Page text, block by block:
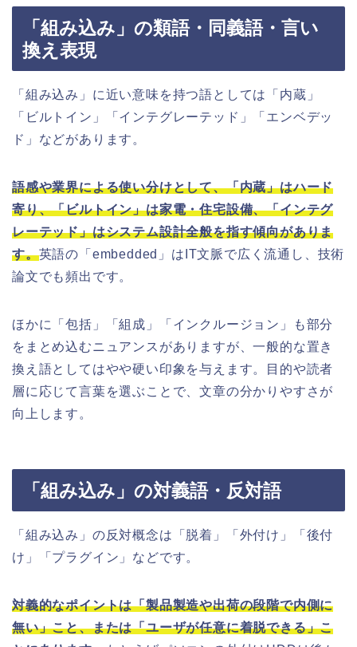
「組み込み」の類語・同義語・言い
換え表現
「組み込み」に近い意味を持つ語としては「内蔵」
「ビルトイン」「インテグレーテッド」「エンベデッ
ド」などがあります。
語感や業界による使い分けとして、「内蔵」はハード
寄り、「ビルトイン」は家電・住宅設備、「インテグ
レーテッド」はシステム設計全般を指す傾向がありま
す。英語の「embedded」はIT文脈で広く流通し、技術
論文でも頻出です。
ほかに「包括」「組成」「インクルージョン」も部分
をまとめ込むニュアンスがありますが、一般的な置き
換え語としてはやや硬い印象を与えます。目的や読者
層に応じて言葉を選ぶことで、文章の分かりやすさが
向上します。
「組み込み」の対義語・反対語
「組み込み」の反対概念は「脱着」「外付け」「後付
け」「プラグイン」などです。
対義的なポイントは「製品製造や出荷の段階で内側に
無い」こと、または「ユーザが任意に着脱できる」こ